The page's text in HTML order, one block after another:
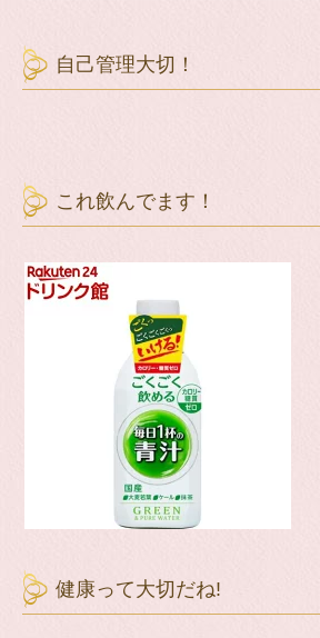
自己管理大切！
これ飲んでます！
健康って大切だね!